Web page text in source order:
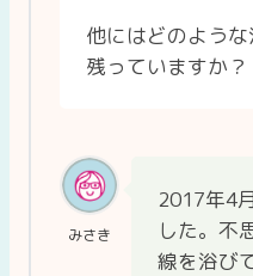
他にはどのよう
残っていますか？
みさき
2017年4
した。不
線を浴び